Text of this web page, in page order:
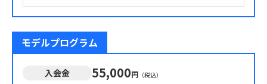
モデルプログラム
入会金 55,000円 （税込）